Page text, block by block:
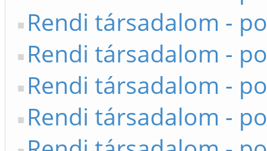
Rendi társadalom -
Rendi társadalom -
Rendi társadalom -
Rendi társadalom -